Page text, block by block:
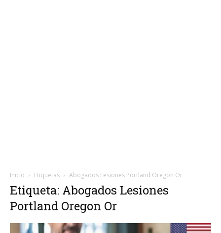
Inicio Etiquetas Abogados Lesiones Portland Oregon Or
Etiqueta: Abogados Lesiones
Portland Oregon Or